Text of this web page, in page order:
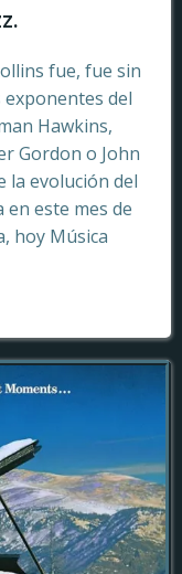
fue, fue sin
del
Hawkins,
Gordon o John
la evolución del
en este mes de
hoy Música